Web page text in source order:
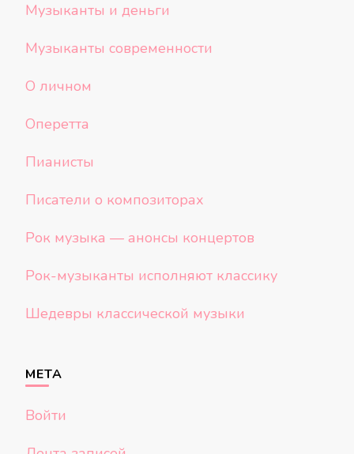
Музыканты и деньги
Музыканты современности
О личном
Оперетта
Пианисты
Писатели о композиторах
Рок музыка — анонсы концертов
Рок-музыканты исполняют классику
Шедевры классической музыки
МЕТА
Войти